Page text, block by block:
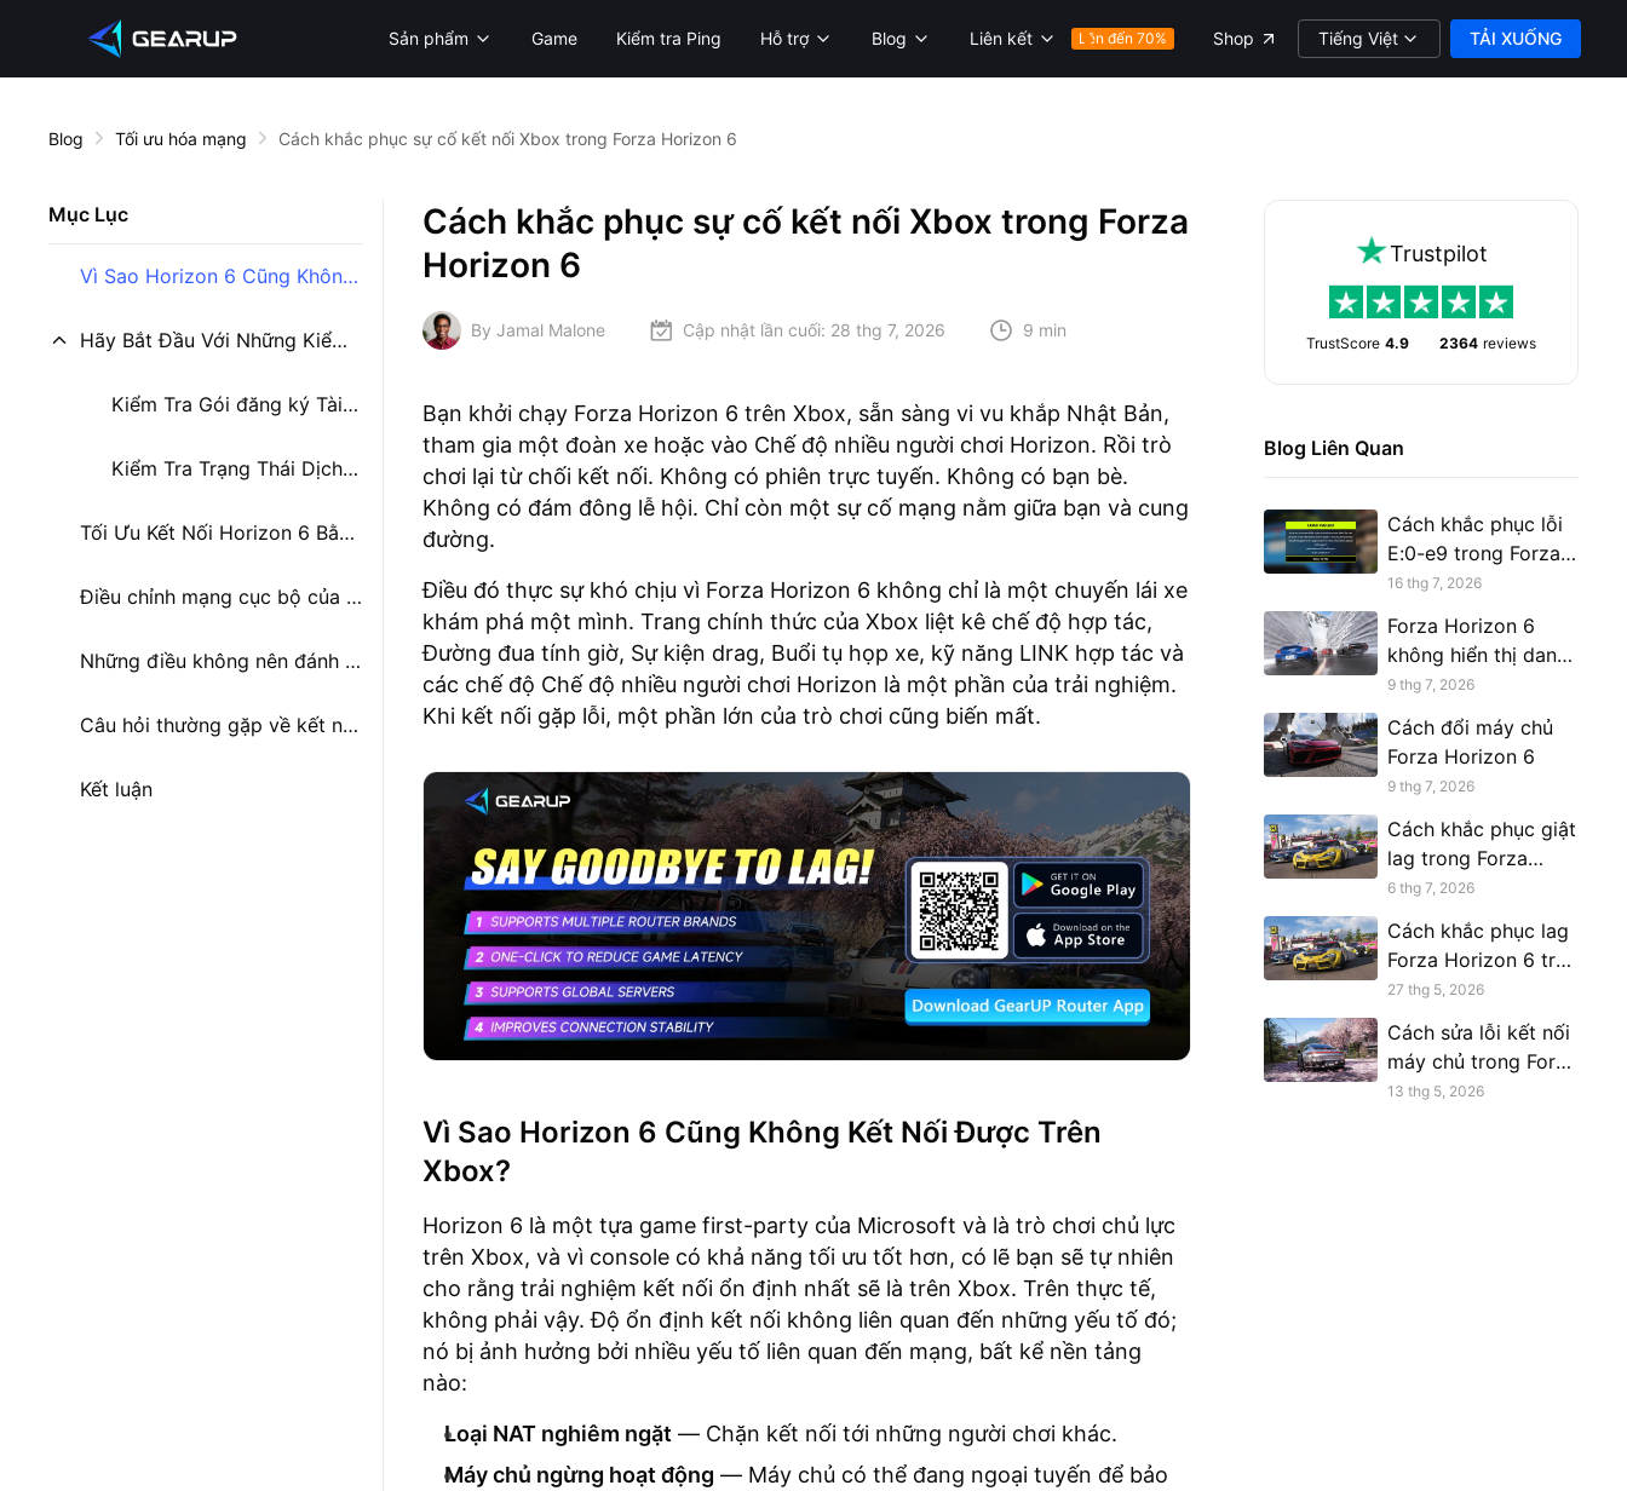
Sản phẩm Game Kiểm tra Ping Hỗ trợ Blog Liên kết Lên đến 70% Shop Tiếng Việt TẢI XUỐNG
Blog Tối ưu hóa mạng Cách khắc phục sự cố kết nối Xbox trong Forza Horizon 6
Mục Lục
Vì Sao Horizon 6 Cũng Không Kết Nối Được Trên Xbox?
Hãy Bắt Đầu Với Những Kiểm Tra Cơ Bản Trên Xbox Trước
Kiểm Tra Gói đăng ký Tài khoản Xbox
Kiểm Tra Trạng Thái Dịch Vụ Trực Tuyến Xbox
Tối Ưu Kết Nối Horizon 6 Bằng plugin GearUP
Điều chỉnh mạng cục bộ của bạn
Những điều không nên đánh giá quá cao khi khắc phục sự cố kết nối Xbox
Câu hỏi thường gặp về kết nối Xbox trong Forza Horizon 6
Kết luận
Cách khắc phục sự cố kết nối Xbox trong Forza
Horizon 6
By Jamal Malone Cập nhật lần cuối: 28 thg 7, 2026 9 min
Bạn khởi chạy Forza Horizon 6 trên Xbox, sẵn sàng vi vu khắp Nhật Bản,
tham gia một đoàn xe hoặc vào Chế độ nhiều người chơi Horizon. Rồi trò
chơi lại từ chối kết nối. Không có phiên trực tuyến. Không có bạn bè.
Không có đám đông lễ hội. Chỉ còn một sự cố mạng nằm giữa bạn và cung
đường.
Điều đó thực sự khó chịu vì Forza Horizon 6 không chỉ là một chuyến lái xe
khám phá một mình. Trang chính thức của Xbox liệt kê chế độ hợp tác,
Đường đua tính giờ, Sự kiện drag, Buổi tụ họp xe, kỹ năng LINK hợp tác và
các chế độ Chế độ nhiều người chơi Horizon là một phần của trải nghiệm.
Khi kết nối gặp lỗi, một phần lớn của trò chơi cũng biến mất.
Vì Sao Horizon 6 Cũng Không Kết Nối Được Trên
Xbox?
Horizon 6 là một tựa game first-party của Microsoft và là trò chơi chủ lực
trên Xbox, và vì console có khả năng tối ưu tốt hơn, có lẽ bạn sẽ tự nhiên
cho rằng trải nghiệm kết nối ổn định nhất sẽ là trên Xbox. Trên thực tế,
không phải vậy. Độ ổn định kết nối không liên quan đến những yếu tố đó;
nó bị ảnh hưởng bởi nhiều yếu tố liên quan đến mạng, bất kể nền tảng
nào:
Loại NAT nghiêm ngặt — Chặn kết nối tới những người chơi khác.
Máy chủ ngừng hoạt động — Máy chủ có thể đang ngoại tuyến để bảo
Trustpilot
TrustScore 4.9 2364 reviews
Blog Liên Quan
Cách khắc phục lỗi
E:0-e9 trong Forza
Horizon 6 – Hướng
16 thg 7, 2026
Forza Horizon 6
không hiển thị danh
sách bạn bè: Cách
khắc phục
9 thg 7, 2026
Cách đổi máy chủ
Forza Horizon 6
9 thg 7, 2026
Cách khắc phục giật
lag trong Forza
Horizon 6
6 thg 7, 2026
Cách khắc phục lag
Forza Horizon 6 trên
Xbox
27 thg 5, 2026
Cách sửa lỗi kết nối
máy chủ trong Forza
Horizon 6
13 thg 5, 2026